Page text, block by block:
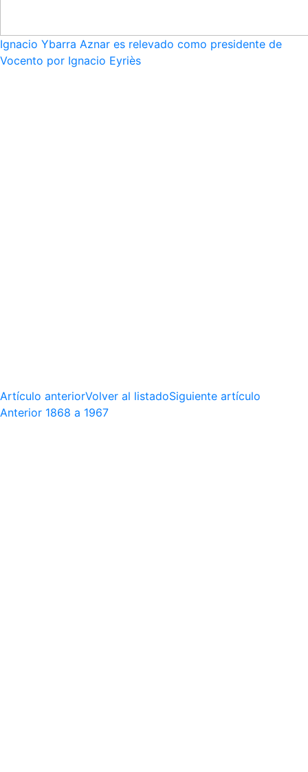
Ignacio Ybarra Aznar es relevado como presidente de
Vocento por Ignacio Eyriès
Artículo anteriorVolver al listadoSiguiente artículo
Anterior 1868 a 1967